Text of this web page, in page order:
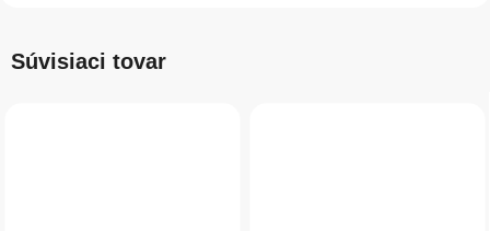
Súvisiaci tovar